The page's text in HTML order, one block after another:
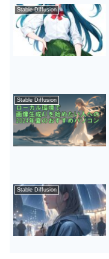
Stable Diffusion
Stable Diffusion
Stable Diffusion